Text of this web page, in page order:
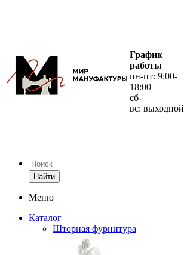
График
работы
пн-пт: 9:00-
18:00
сб-
вс: выходной
Найти
Меню
Каталог
Шторная фурнитура